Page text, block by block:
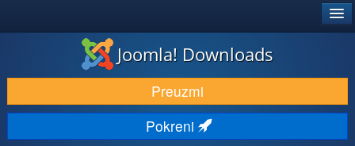
PREUZIMANJE I PROŠIRENJA (EKSTENZIJE)
OTKRIJTE I NAUČITE
ZAJEDNICA I PODRŠKA
Joomla! Downloads
Preuzmi
Pokreni